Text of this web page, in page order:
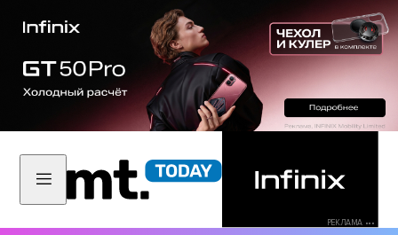
РЕКЛАМА •••